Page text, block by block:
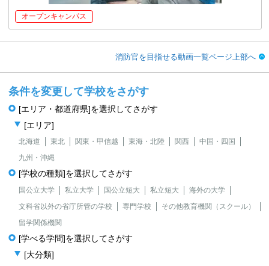
オープンキャンパス
消防官を目指せる動画一覧ページ上部へ
条件を変更して学校をさがす
[エリア・都道府県]を選択してさがす
[エリア]
北海道 東北 関東・甲信越 東海・北陸 関西
中国・四国
九州・沖縄
[学校の種類]を選択してさがす
国公立大学 私立大学 国公立短大 私立短大
海外の大学
文科省以外の省庁所管の学校
専門学校
その他教育機関（スクール）
留学関係機関
[学べる学問]を選択してさがす
[大分類]